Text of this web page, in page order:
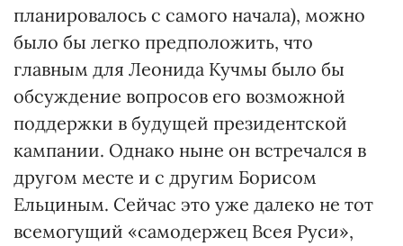
планировалось с самого начала), можно
было бы легко предположить, что
главным для Леонида Кучмы было бы
обсуждение вопросов его возможной
поддержки в будущей президентской
кампании. Однако ныне он встречался в
другом месте и с другим Борисом
Ельциным. Сейчас это уже далеко не тот
всемогущий «самодержец Всея Руси»,